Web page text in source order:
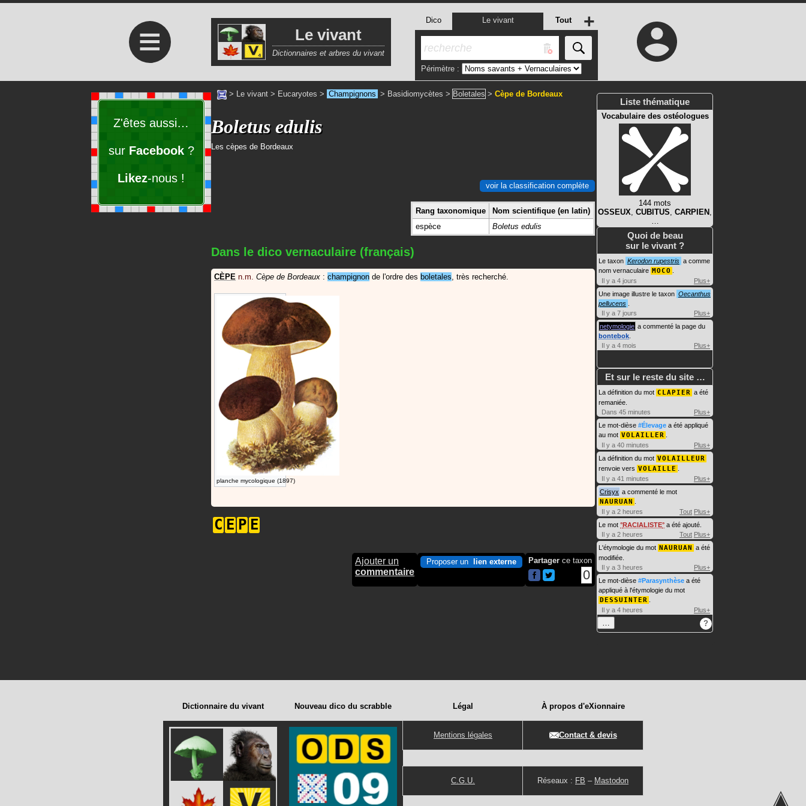
≡ Le vivant
Dictionnaires et arbres du vivant
Dico Le vivant Tout
Périmètre :
+
Z'êtes aussi…
sur Facebook?
Likez-nous !
> Le vivant > Eucaryotes > Champignons > Basidiomycètes > Boletales > Cèpe de Bordeaux
Boletus edulis
Les cèpes de Bordeaux
voir la classification complète
Rang taxonomique
Nom scientifique (en latin)
espèce
Boletus edulis
Dans le dico vernaculaire (français)
CÈPE n.m. Cèpe de Bordeaux : champignon de l'ordre des boletales, très recherché.
planche mycologique (1897)
C E P E
Ajouter un
commentaire
Proposer un lien externe Partager ce taxon
0
Liste thématique
Vocabulaire des ostéologues
144 mots
OSSEUX, CUBITUS, CARPIEN ,
…
Quoi de beau
sur le vivant ?
Le taxon Kerodon rupestris a comme
nom vernaculaire MOCO
Il y a 4 jours
Plus+
Une image illustre le taxon Oecanthus
pellucens
Il y a 7 jours
Plus+
netymologie a commenté la page du
bontebok
Il y a 4 mois
Plus+
Et sur le reste du site …
La définition du mot CLAPIER a été
remaniée.
Dans 45 minutes
Plus+
Le mot-dièse #Élevage a été appliqué
au mot VOLAILLER
Il y a 40 minutes
Plus+
La définition du mot VOLAILLEUR
renvoie vers VOLAILLE
Il y a 41 minutes
Plus+
Crisyx a commenté le mot
NAURUAN
Il y a 2 heures
Tout Plus+
Le mot RACIALISTE a été ajouté.
Il y a 2 heures
Tout Plus+
L'étymologie du mot NAURUAN a été
modifiée.
Il y a 3 heures
Plus+
Le mot-dièse #Parasynthèse a été
appliqué à l'étymologie du mot
DESSUINTER
Il y a 4 heures
Plus+
… ?
Dictionnaire du vivant Nouveau dico du scrabble Légal
Mentions légales
C.G.U.
À propos d'eXionnaire
Contact & devis
Réseaux : FB – Mastodon